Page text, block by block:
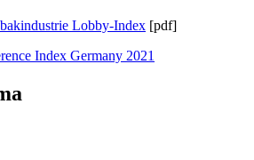
Lobby-Index [pdf]
Index Germany 2021